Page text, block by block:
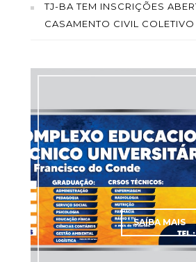
TJ-BA TEM INSCRIÇÕES
CASAMENTO CIVIL
SAÍBA MAIS